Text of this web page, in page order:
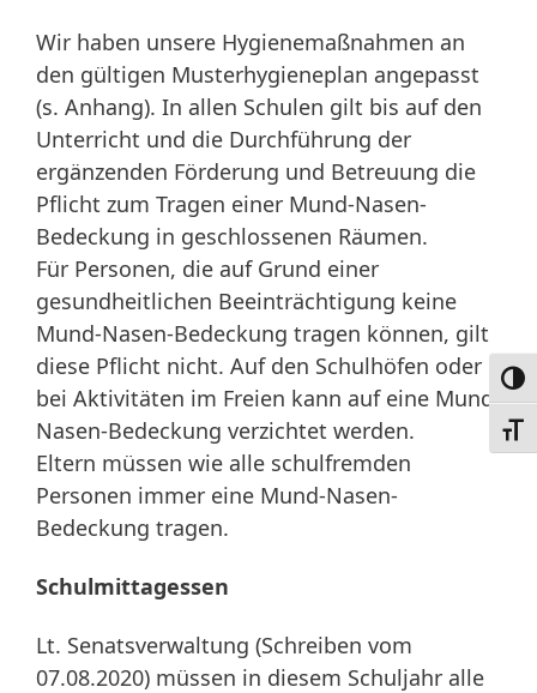
Wir haben unsere Hygienemaßnahmen an
den gültigen Musterhygieneplan angepasst
(s. Anhang). In allen Schulen gilt bis auf den
Unterricht und die Durchführung der
ergänzenden Förderung und Betreuung die
Pflicht zum Tragen einer Mund-Nasen-
Bedeckung in geschlossenen Räumen.
Für Personen, die auf Grund einer
gesundheitlichen Beeinträchtigung keine
Mund-Nasen-Bedeckung tragen können, gilt
diese Pflicht nicht. Auf den Schulhöfen oder
bei Aktivitäten im Freien kann auf eine Mund-
Nasen-Bedeckung verzichtet werden.
Eltern müssen wie alle schulfremden
Personen immer eine Mund-Nasen-
Bedeckung tragen.
Schulmittagessen
Lt. Senatsverwaltung (Schreiben vom
07.08.2020) müssen in diesem Schuljahr alle